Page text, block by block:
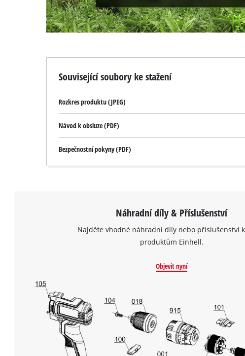
Související soubory ke stažení
Rozkres produktu (JPEG)
Návod k obsluze (PDF)
Bezpečnostní pokyny (PDF)
Náhradní díly & Příslušenství
Najděte vhodné náhradní díly nebo příslušenství
produktům Einhell.
Objevit nyní